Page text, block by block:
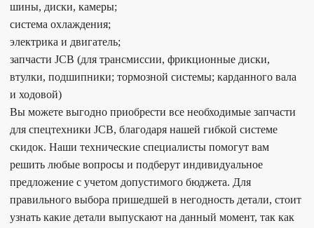
шины, диски, камеры;
система охлаждения;
электрика и двигатель;
запчасти JCB (для трансмиссии, фрикционные диски,
втулки, подшипники; тормозной системы; карданного вала
и ходовой)
Вы можете выгодно приобрести все необходимые запчасти
для спецтехники JCB, благодаря нашей гибкой системе
скидок. Наши технические специалисты помогут вам
решить любые вопросы и подберут индивидуальное
предложение с учетом допустимого бюджета. Для
правильного выбора пришедшей в негодность детали, стоит
узнать какие детали выпускают на данный момент, так как